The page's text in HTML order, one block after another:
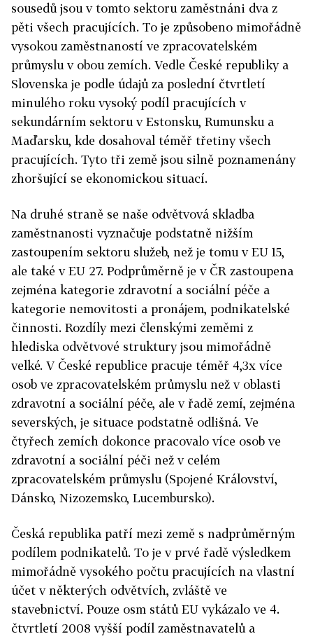
sousedů jsou v tomto sektoru zaměstnáni dva z
pěti všech pracujících. To je způsobeno mimořádně
vysokou zaměstnaností ve zpracovatelském
průmyslu v obou zemích. Vedle České republiky a
Slovenska je podle údajů za poslední čtvrtletí
minulého roku vysoký podíl pracujících v
sekundárním sektoru v Estonsku, Rumunsku a
Maďarsku, kde dosahoval téměř třetiny všech
pracujících. Tyto tři země jsou silně poznamenány
zhoršující se ekonomickou situací.
Na druhé straně se naše odvětvová skladba
zaměstnanosti vyznačuje podstatně nižším
zastoupením sektoru služeb, než je tomu v EU 15,
ale také v EU 27. Podprůměrně je v ČR zastoupena
zejména kategorie zdravotní a sociální péče a
kategorie nemovitosti a pronájem, podnikatelské
činnosti. Rozdíly mezi členskými zeměmi z
hlediska odvětvové struktury jsou mimořádně
velké. V České republice pracuje téměř 4,3x více
osob ve zpracovatelském průmyslu než v oblasti
zdravotní a sociální péče, ale v řadě zemí, zejména
severských, je situace podstatně odlišná. Ve
čtyřech zemích dokonce pracovalo více osob ve
zdravotní a sociální péči než v celém
zpracovatelském průmyslu (Spojené Království,
Dánsko, Nizozemsko, Lucembursko).
Česká republika patří mezi země s nadprůměrným
podílem podnikatelů. To je v prvé řadě výsledkem
mimořádně vysokého počtu pracujících na vlastní
účet v některých odvětvích, zvláště ve
stavebnictví. Pouze osm států EU vykázalo ve 4.
čtvrtletí 2008 vyšší podíl zaměstnavatelů a